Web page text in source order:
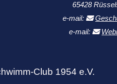
65428
e-mail:
e-mail:
Club 1954 e.V.